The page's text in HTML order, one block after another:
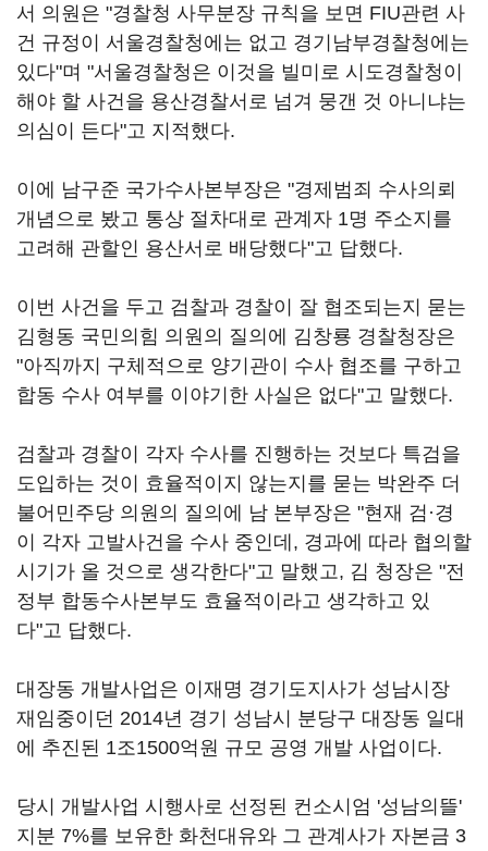
서 의원은 "경찰청 사무분장 규칙을 보면 FIU관련 사
건 규정이 서울경찰청에는 없고 경기남부경찰청에는
있다"며 "서울경찰청은 이것을 빌미로 시도경찰청이
해야 할 사건을 용산경찰서로 넘겨 뭉갠 것 아니냐는
의심이 든다"고 지적했다.
이에 남구준 국가수사본부장은 "경제범죄 수사의뢰
개념으로 봤고 통상 절차대로 관계자 1명 주소지를
고려해 관할인 용산서로 배당했다"고 답했다.
이번 사건을 두고 검찰과 경찰이 잘 협조되는지 묻는
김형동 국민의힘 의원의 질의에 김창룡 경찰청장은
"아직까지 구체적으로 양기관이 수사 협조를 구하고
합동 수사 여부를 이야기한 사실은 없다"고 말했다.
검찰과 경찰이 각자 수사를 진행하는 것보다 특검을
도입하는 것이 효율적이지 않는지를 묻는 박완주 더
불어민주당 의원의 질의에 남 본부장은 "현재 검·경
이 각자 고발사건을 수사 중인데, 경과에 따라 협의할
시기가 올 것으로 생각한다"고 말했고, 김 청장은 "전
정부 합동수사본부도 효율적이라고 생각하고 있
다"고 답했다.
대장동 개발사업은 이재명 경기도지사가 성남시장
재임중이던 2014년 경기 성남시 분당구 대장동 일대
에 추진된 1조1500억원 규모 공영 개발 사업이다.
당시 개발사업 시행사로 선정된 컨소시엄 '성남의뜰'
지분 7%를 보유한 화천대유와 그 관계사가 자본금 3